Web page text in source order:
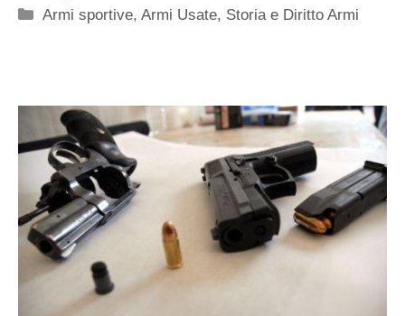
Categorie
Armi sportive,Armi Usate, Storia e Diritto Armi